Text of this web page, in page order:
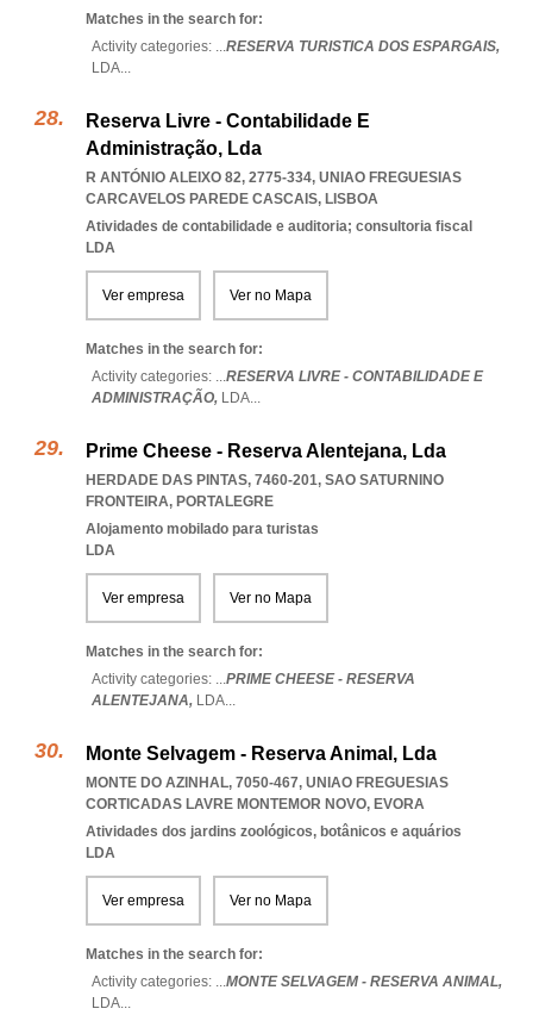
Matches in the search for:
Activity categories: ...RESERVA TURISTICA DOS ESPARGAIS,
LDA...
Reserva Livre - Contabilidade E
Administração, Lda
R ANTÓNIO ALEIXO 82, 2775-334, UNIAO FREGUESIAS
CARCAVELOS PAREDE CASCAIS, LISBOA
Atividades de contabilidade e auditoria; consultoria fiscal
LDA
Ver empresa Ver no Mapa
Matches in the search for:
Activity categories: ...RESERVA LIVRE - CONTABILIDADE E
ADMINISTRAÇÃO, LDA...
Prime Cheese - Reserva Alentejana, Lda
HERDADE DAS PINTAS, 7460-201, SAO SATURNINO
FRONTEIRA, PORTALEGRE
Alojamento mobilado para turistas
LDA
Ver empresa Ver no Mapa
Matches in the search for:
Activity categories: ...PRIME CHEESE - RESERVA
ALENTEJANA, LDA...
Monte Selvagem - Reserva Animal, Lda
MONTE DO AZINHAL, 7050-467, UNIAO FREGUESIAS
CORTICADAS LAVRE MONTEMOR NOVO, EVORA
Atividades dos jardins zoológicos, botânicos e aquários
LDA
Ver empresa Ver no Mapa
Matches in the search for:
Activity categories: ...MONTE SELVAGEM - RESERVA ANIMAL,
LDA...